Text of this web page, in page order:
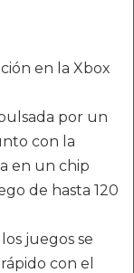
en la Xbox
por un
con la
en un chip
de hasta 120
juegos se
con el